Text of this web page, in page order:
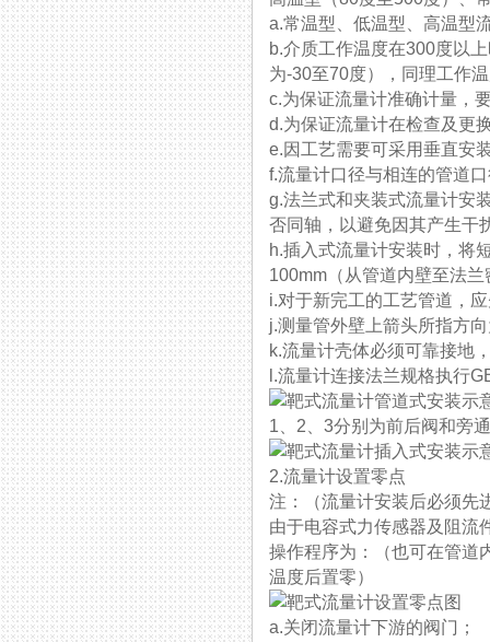
a.常温型、低温型、高温
b.介质工作温度在300度以上
为-30至70度），同理工作温
c.为保证流量计准确计量，
d.为保证流量计在检查及更换
e.因工艺需要可采用垂直安装
f.流量计口径与相连的管道口径
g.法兰式和夹装式流量计安
否同轴，以避免因其产生干
h.插入式流量计安装时
100mm（从管道内壁至法兰
i.对于新完工的工艺管道，
j.测量管外壁上箭头所指方向
k.流量计壳体必须可靠接地
l.流量计连接法兰规格执行
1、2、3分别为前后阀和
2.流量计设置零点
注：（流量计安装后必须
由于电容式力传感器及阻流件
操作程序为：（也可在管
温度后置零）
a.关闭流量计下游的阀门；